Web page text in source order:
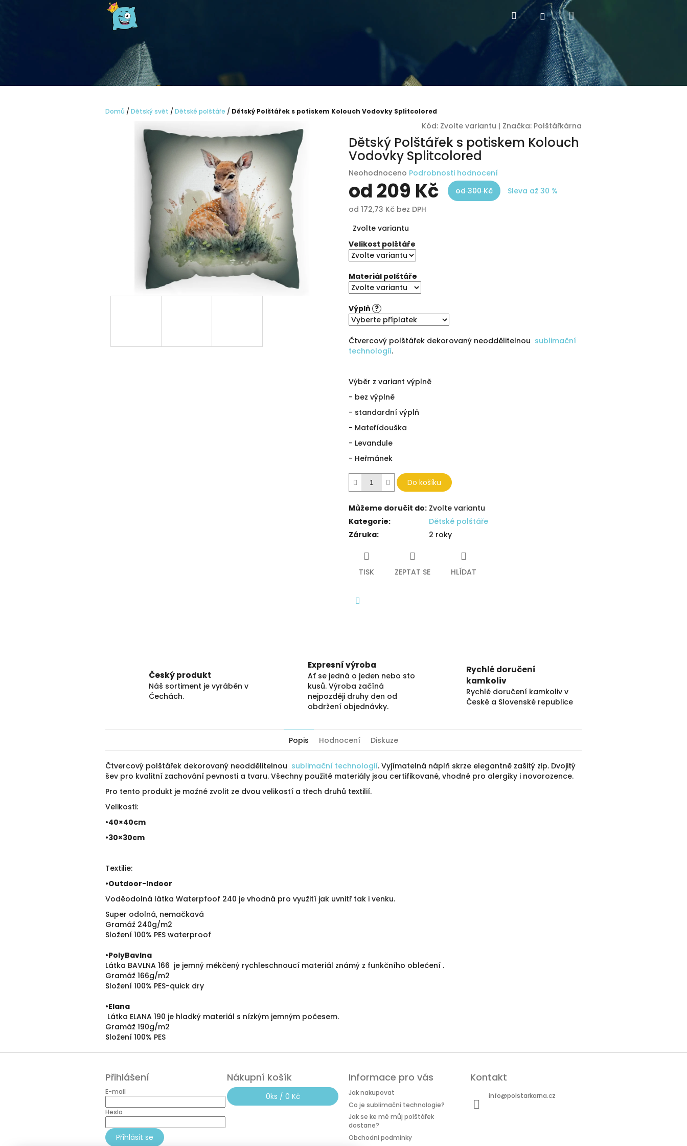
HledatPřihlášeníNákupní
košík
Domů / Dětský svět / Dětské polštáře / Dětský Polštářek s potiskem Kolouch Vodovky Splitcolored
Kód: Zvolte variantu | Značka: Polštářkárna
Dětský Polštářek s potiskem Kolouch
Vodovky Splitcolored
Průměrné
hodnocení
produktu
0,0
hvězdiček.
Neohodnoceno Podrobnosti hodnocení
od209 Kč od 300 Kč
Sleva až 30 %
od 172,73 Kč bez DPH
cena:
Zvolte variantu
Velikost polštáře
Materiál polštáře
Výplň ?
Čtvercový polštářek dekorovaný neoddělitelnou sublimační
technologií.
Výběr z variant výplně
- bez výplně
- standardní výplň
- Mateřídouška
- Levandule
- Heřmánek
Do košíku
Můžeme doručit do: Zvolte variantu
Kategorie:
Dětské polštáře
Záruka: 2 roky
TISK ZEPTAT SE HLÍDAT
Český produkt
Náš sortiment je vyráběn v
Čechách.
Expresní výroba
Ať se jedná o jeden nebo sto
kusů. Výroba začíná
nejpozději druhy den od
obdržení objednávky.
Rychlé doručení
kamkoliv
Rychlé doručení kamkoliv v
České a Slovenské republice
Popis Hodnocení Diskuze
Čtvercový polštářek dekorovaný neoddělitelnou sublimační technologií. Vyjímatelná náplň skrze elegantně zašitý zip. Dvojitý
šev pro kvalitní zachování pevnosti a tvaru. Všechny použité materiály jsou certifikované, vhodné pro alergiky i novorozence.
Pro tento produkt je možné zvolit ze dvou velikostí a třech druhů textilií.
Velikosti:
•40×40cm
•30×30cm
Textilie:
•Outdoor-Indoor
Voděodolná látka Waterpfoof 240 je vhodná pro využití jak uvnitř tak i venku.
Super odolná, nemačkavá
Gramáž 240g/m2
Složení 100% PES waterproof
•PolyBavlna
Látka BAVLNA 166 je jemný měkčený rychleschnoucí materiál známý z funkčního oblečení .
Gramáž 166g/m2
Složení 100% PES-quick dry
•Elana
Látka ELANA 190 je hladký materiál s nízkým jemným počesem.
Gramáž 190g/m2
Složení 100% PES
Přihlášení
E-mail
Heslo
Přihlásit se
Nákupní košík
0ks / 0 Kč
Informace pro vás
Jak nakupovat
Co je sublimační technologie?
Jak se ke mě můj polštářek
dostane?
Obchodní podmínky
Kontakt
info@polstarkarna.cz